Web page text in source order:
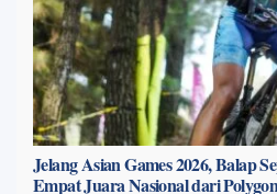
Jelang Asian Games 2026, Balap
Empat Juara Nasional dari